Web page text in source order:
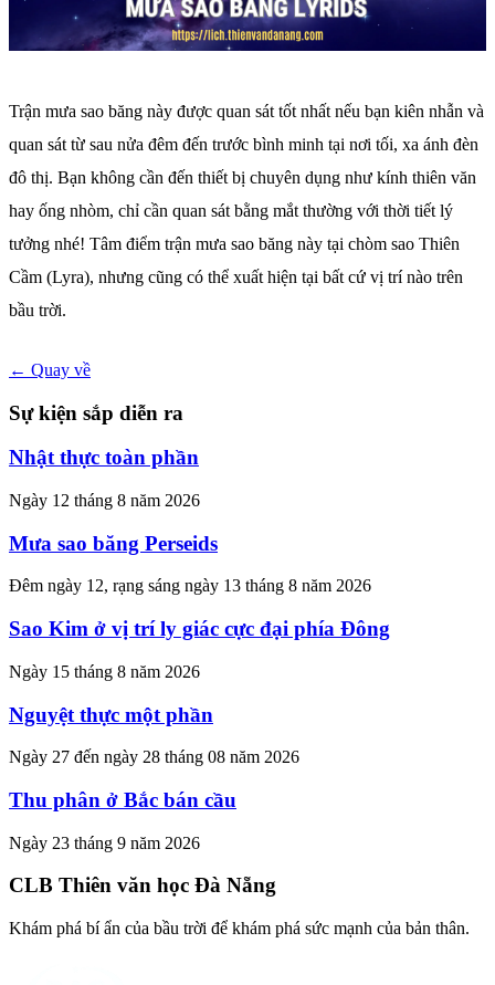
Trận mưa sao băng này được quan sát tốt nhất nếu bạn kiên nhẫn và
quan sát từ sau nửa đêm đến trước bình minh tại nơi tối, xa ánh đèn
đô thị. Bạn không cần đến thiết bị chuyên dụng như kính thiên văn
hay ống nhòm, chỉ cần quan sát bằng mắt thường với thời tiết lý
tưởng nhé! Tâm điểm trận mưa sao băng này tại chòm sao Thiên
Cầm (Lyra), nhưng cũng có thể xuất hiện tại bất cứ vị trí nào trên
bầu trời.
← Quay về
Sự kiện sắp diễn ra
Nhật thực toàn phần
Ngày 12 tháng 8 năm 2026
Mưa sao băng Perseids
Đêm ngày 12, rạng sáng ngày 13 tháng 8 năm 2026
Sao Kim ở vị trí ly giác cực đại phía Đông
Ngày 15 tháng 8 năm 2026
Nguyệt thực một phần
Ngày 27 đến ngày 28 tháng 08 năm 2026
Thu phân ở Bắc bán cầu
Ngày 23 tháng 9 năm 2026
CLB Thiên văn học Đà Nẵng
Khám phá bí ẩn của bầu trời để khám phá sức mạnh của bản thân.